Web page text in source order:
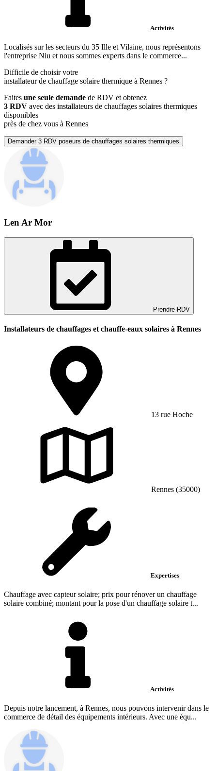
Activités
Localisés sur les secteurs du 35 Ille et Vilaine, nous représentons
l'entreprise Niu et nous sommes experts dans le commerce...
Difficile de choisir votre
installateur de chauffage solaire thermique à Rennes ?
Faites une seule demande de RDV et obtenez
3 RDV avec des installateurs de chauffages solaires thermiques
disponibles
près de chez vous à Rennes
Demander 3 RDV poseurs de chauffages solaires thermiques
Len Ar Mor
Prendre RDV
Installateurs de chauffages et chauffe-eaux solaires à Rennes
13 rue Hoche
Rennes (35000)
Expertises
Chauffage avec capteur solaire; prix pour rénover un chauffage
solaire combiné; montant pour la pose d'un chauffage solaire t...
Activités
Depuis notre lancement, à Rennes, nous pouvons intervenir dans le
commerce de détail des équipements intérieurs. Avec une équ...